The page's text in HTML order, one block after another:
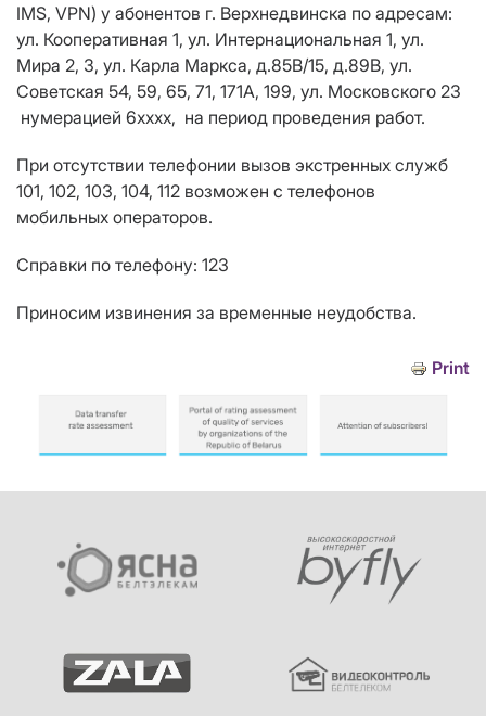
IMS, VPN) у абонентов г. Верхнедвинска по адресам:
ул. Кооперативная 1, ул. Интернациональная 1, ул.
Мира 2, 3, ул. Карла Маркса, д.85В/15, д.89В, ул.
Советская 54, 59, 65, 71, 171А, 199, ул. Московского 23
нумерацией 6хххх, на период проведения работ.
При отсутствии телефонии вызов экстренных служб
101, 102, 103, 104, 112 возможен с телефонов
мобильных операторов.
Справки по телефону: 123
Приносим извинения за временные неудобства.
Print